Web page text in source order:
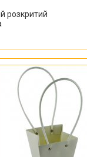
розкритий